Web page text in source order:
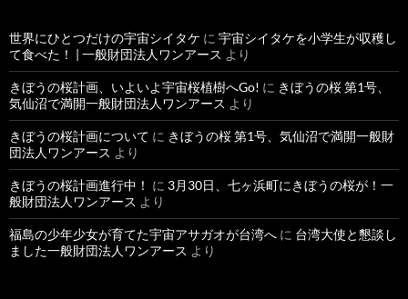
世界にひとつだけの宇宙シイタケ に 宇宙シイタケを小学生が収穫し
て食べた！ | 一般財団法人ワンアース より
きぼうの桜計画、いよいよ宇宙桜植樹へGo! に きぼうの桜 第1号、
気仙沼で満開一般財団法人ワンアース より
きぼうの桜計画について に きぼうの桜 第1号、気仙沼で満開一般財
団法人ワンアース より
きぼうの桜計画進行中！ に 3月30日、七ヶ浜町にきぼうの桜が！一
般財団法人ワンアース より
福島の少年少女が育てた宇宙アサガオが台湾へ に 台湾大使と懇談し
ました一般財団法人ワンアース より